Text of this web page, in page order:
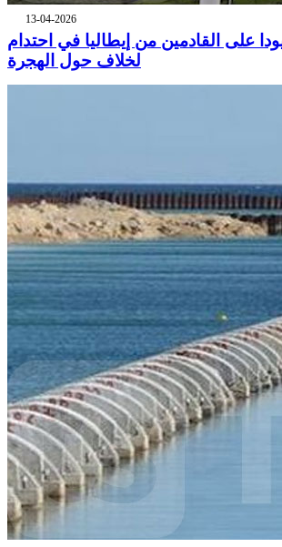
13-04-2026
على القادمين من إيطاليا في احتدام
لخلاف حول الهجرة